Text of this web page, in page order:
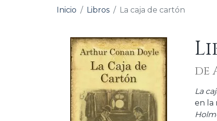
Inicio Libros La caja de cartón
de
La
en la